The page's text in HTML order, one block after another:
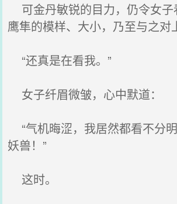
可金丹敏锐的目力，仍令女子
鹰隼的模样、大小，乃至与之对
“还真是在看我。”
女子纤眉微皱，心中默道：
“气机晦涩，我居然都看不分
妖兽！”
这时。